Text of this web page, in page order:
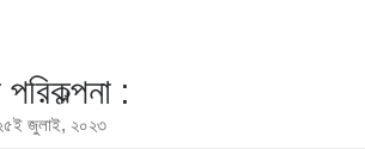
:
২৫ই জুলাই, ২০২৩